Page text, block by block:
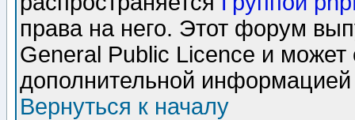
права на него. Этот форум
General Public Licence и может
дополнительной
Вернуться к началу